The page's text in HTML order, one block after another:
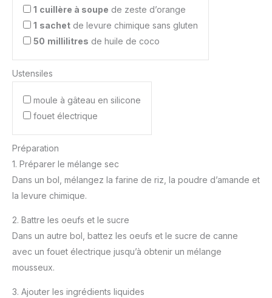
1 cuillère à soupe de zeste d’orange
1 sachet de levure chimique sans gluten
50 millilitres de huile de coco
Ustensiles
moule à gâteau en silicone
fouet électrique
Préparation
1. Préparer le mélange sec
Dans un bol, mélangez la farine de riz, la poudre d’amande et
la levure chimique.
2. Battre les oeufs et le sucre
Dans un autre bol, battez les oeufs et le sucre de canne
avec un fouet électrique jusqu’à obtenir un mélange
mousseux.
3. Ajouter les ingrédients liquides